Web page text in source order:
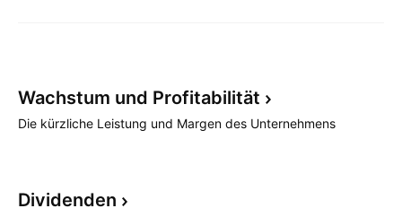
Wachstum und Profitabilität
Die kürzliche Leistung und Margen des Unternehmens
Dividenden